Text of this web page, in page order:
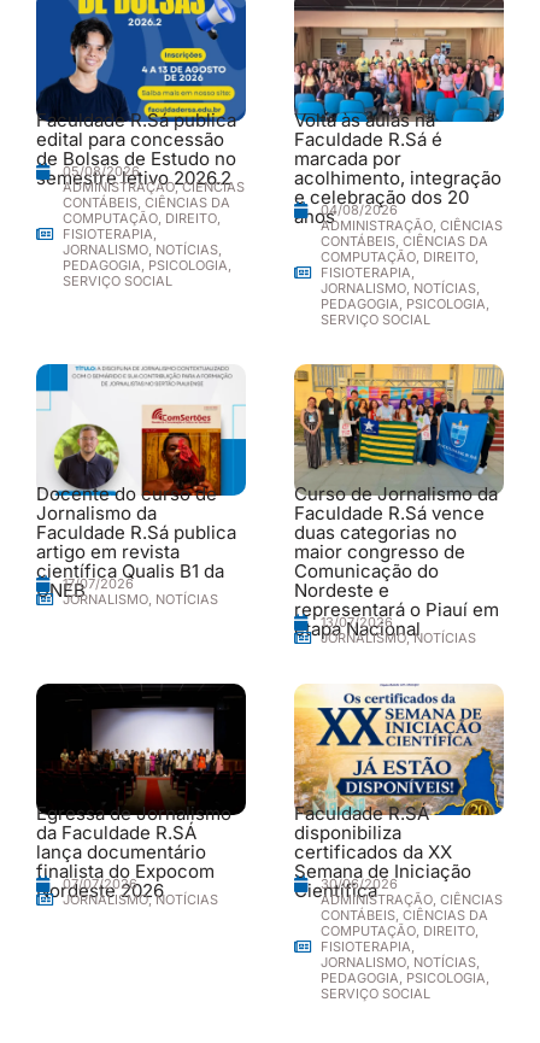
Faculdade R.Sá publica
edital para concessão
de Bolsas de Estudo no
semestre letivo 2026.2
05/08/2026
ADMINISTRAÇÃO,CIÊNCIAS
CONTÁBEIS, CIÊNCIAS DA
COMPUTAÇÃO, DIREITO,
FISIOTERAPIA,
JORNALISMO, NOTÍCIAS,
PEDAGOGIA, PSICOLOGIA,
SERVIÇO SOCIAL
Volta às aulas na
Faculdade R.Sá é
marcada por
acolhimento, integração
e celebração dos 20
anos04/08/2026
ADMINISTRAÇÃO, CIÊNCIAS
CONTÁBEIS, CIÊNCIAS DA
COMPUTAÇÃO, DIREITO,
FISIOTERAPIA,
JORNALISMO, NOTÍCIAS,
PEDAGOGIA, PSICOLOGIA,
SERVIÇO SOCIAL
Docente do curso de
Jornalismo da
Faculdade R.Sá publica
artigo em revista
científica Qualis B1 da
UNEB17/07/2026
JORNALISMO, NOTÍCIAS
Curso de Jornalismo da
Faculdade R.Sá vence
duas categorias no
maior congresso de
Comunicação do
Nordeste e
representará o Piauí em
etapa Nacional
13/07/2026
JORNALISMO,NOTÍCIAS
Egressa de Jornalismo
da Faculdade R.SÁ
lança documentário
finalista do Expocom
Nordeste 2026
07/07/2026
JORNALISMO,NOTÍCIAS
Faculdade R.SÁ
disponibiliza
certificados da XX
Semana de Iniciação
Científica
30/06/2026
ADMINISTRAÇÃO CIÊNCIAS
CONTÁBEIS CIÊNCIAS DA
COMPUTAÇÃO DIREITO
FISIOTERAPIA
JORNALISMO NOTÍCIAS
PEDAGOGIA PSICOLOGIA
SERVIÇO SOCIAL